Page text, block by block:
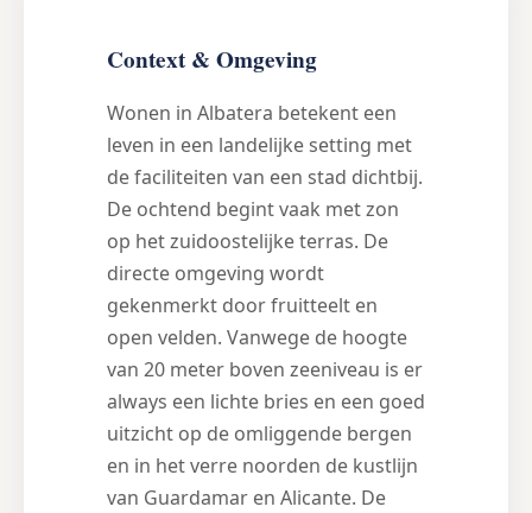
Context & Omgeving
Wonen in Albatera betekent een
leven in een landelijke setting met
de faciliteiten van een stad dichtbij.
De ochtend begint vaak met zon
op het zuidoostelijke terras. De
directe omgeving wordt
gekenmerkt door fruitteelt en
open velden. Vanwege de hoogte
van 20 meter boven zeeniveau is er
always een lichte bries en een goed
uitzicht op de omliggende bergen
en in het verre noorden de kustlijn
van Guardamar en Alicante. De